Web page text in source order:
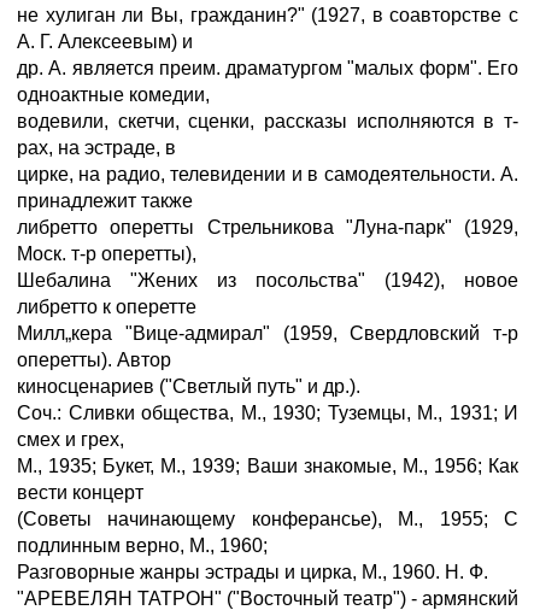
не хулиган ли Вы, гражданин?" (1927, в соавторстве с
А. Г. Алексеевым) и
др. А. является преим. драматургом "малых форм". Его
одноактные комедии,
водевили, скетчи, сценки, рассказы исполняются в т-
рах, на эстраде, в
цирке, на радио, телевидении и в самодеятельности. А.
принадлежит также
либретто оперетты Стрельникова "Луна-парк" (1929,
Моск. т-р оперетты),
Шебалина "Жених из посольства" (1942), новое
либретто к оперетте
Милл„кера "Вице-адмирал" (1959, Свердловский т-р
оперетты). Автор
киносценариев ("Светлый путь" и др.).
Соч.: Сливки общества, М., 1930; Туземцы, М., 1931; И
смех и грех,
М., 1935; Букет, М., 1939; Ваши знакомые, М., 1956; Как
вести концерт
(Советы начинающему конферансье), М., 1955; С
подлинным верно, М., 1960;
Разговорные жанры эстрады и цирка, М., 1960. Н. Ф.
"АРЕВЕЛЯН ТАТРОН" ("Восточный театр") - армянский